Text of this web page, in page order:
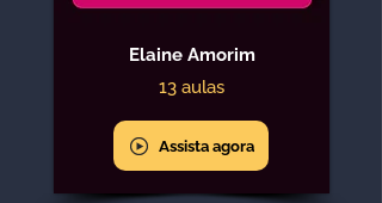
Elaine Amorim
13 aulas
Assista agora